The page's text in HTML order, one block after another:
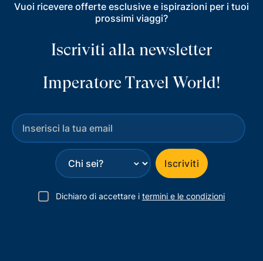
Vuoi ricevere offerte esclusive e ispirazioni per i tuoi
prossimi viaggi?
Iscriviti alla newsletter
Imperatore Travel World!
⌄ Iscriviti
Dichiaro di accettare i termini e le condizioni